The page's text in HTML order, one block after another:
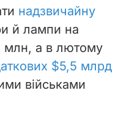
надзвичайну
й лампи на
млн, а в лютому
$5,5 млрд
військами